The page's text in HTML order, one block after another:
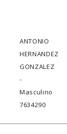
ANTONIO
HERNANDEZ
GONZALEZ
-
Masculino
7634290